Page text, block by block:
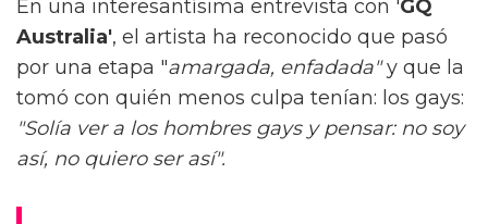
En una interesantísima entrevista con 'GQ
Australia', el artista ha reconocido que pasó
por una etapa "amargada, enfadada"y que la
tomó con quién menos culpa tenían: los gays:
"Solía ver a los hombres gays y pensar: no soy
así, no quiero ser así".